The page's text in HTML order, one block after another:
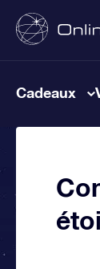
Cadeaux